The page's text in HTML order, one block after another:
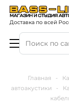
Доставка по всей
Главная -
автоакустики
-